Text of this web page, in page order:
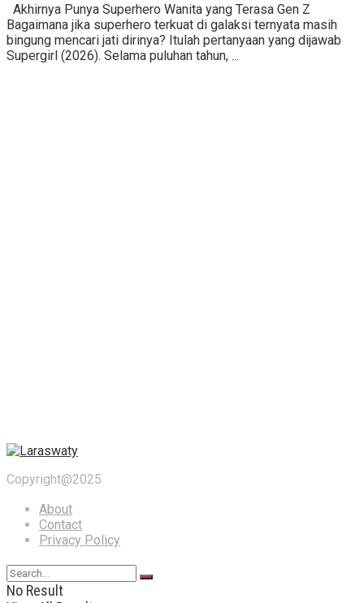
Akhirnya Punya Superhero Wanita yang Terasa Gen Z
Bagaimana jika superhero terkuat di galaksi ternyata masih
bingung mencari jati dirinya? Itulah pertanyaan yang dijawab
Supergirl (2026). Selama puluhan tahun, ...
Copyright@2025
About
Contact
Privacy Policy
No Result